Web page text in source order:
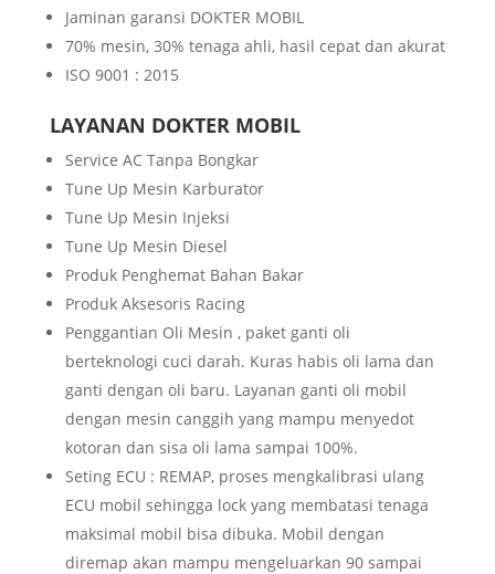
Jaminan garansi DOKTER MOBIL
70% mesin, 30% tenaga ahli, hasil cepat dan akurat
ISO 9001 : 2015
LAYANAN DOKTER MOBIL
Service AC Tanpa Bongkar
Tune Up Mesin Karburator
Tune Up Mesin Injeksi
Tune Up Mesin Diesel
Produk Penghemat Bahan Bakar
Produk Aksesoris Racing
Penggantian Oli Mesin , paket ganti oli
berteknologi cuci darah. Kuras habis oli lama dan
ganti dengan oli baru. Layanan ganti oli mobil
dengan mesin canggih yang mampu menyedot
kotoran dan sisa oli lama sampai 100%.
Seting ECU : REMAP, proses mengkalibrasi ulang
ECU mobil sehingga lock yang membatasi tenaga
maksimal mobil bisa dibuka. Mobil dengan
diremap akan mampu mengeluarkan 90 sampai